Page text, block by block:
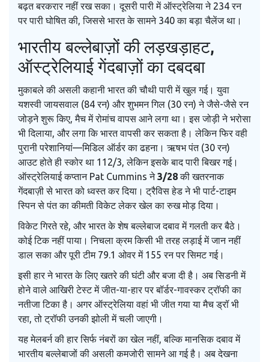
बढ़त बरकरार नहीं रख सका। दूसरी पारी में ऑस्ट्रेलिया ने 234 रन
पर पारी घोषित की, जिससे भारत के सामने 340 का बड़ा चैलेंज था।
भारतीय बल्लेबाज़ों की लड़खड़ाहट,
ऑस्ट्रेलियाई गेंदबाज़ों का दबदबा
मुकाबले की असली कहानी भारत की चौथी पारी में खुल गई। युवा
यशस्वी जायसवाल (84 रन) और शुभमन गिल (30 रन) ने जैसे-जैसे रन
जोड़ने शुरू किए, मैच में रोमांच वापस आने लगा था। इस जोड़ी ने भरोसा
भी दिलाया, और लगा कि भारत वापसी कर सकता है। लेकिन फिर वही
पुरानी परेशानियां—मिडिल ऑर्डर का ढहना। ऋषभ पंत (30 रन)
आउट होते ही स्कोर था 112/3, लेकिन इसके बाद पारी बिखर गई।
ऑस्ट्रेलियाई कप्तान Pat Cummins ने3/28की खतरनाक
गेंदबाज़ी से भारत को ध्वस्त कर दिया। ट्रैविस हेड ने भी पार्ट-टाइम
स्पिन से पंत का कीमती विकेट लेकर खेल का रुख मोड़ दिया।
विकेट गिरते रहे, और भारत के शेष बल्लेबाज दबाव में गलती कर बैठे।
कोई टिक नहीं पाया। निचला क्रम किसी भी तरह लड़ाई में जान नहीं
डाल सका और पूरी टीम 79.1 ओवर में 155 रन पर सिमट गई।
इसी हार ने भारत के लिए खतरे की घंटी और बजा दी है। अब सिडनी में
होने वाले आखिरी टेस्ट में जीत-या-हार पर बॉर्डर-गावस्कर ट्रॉफी का
नतीजा टिका है। अगर ऑस्ट्रेलिया वहां भी जीत गया या मैच ड्रॉ भी
रहा, तो ट्रॉफी उनकी झोली में चली जाएगी।
यह मेलबर्न की हार सिर्फ नंबरों का खेल नहीं, बल्कि मानसिक दबाव में
भारतीय बल्लेबाजों की असली कमजोरी सामने आ गई है। अब देखना